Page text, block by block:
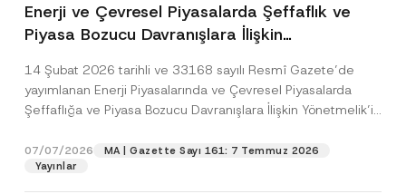
Enerji ve Çevresel Piyasalarda Şeffaflık ve
Piyasa Bozucu Davranışlara İlişkin
14 Şubat 2026 tarihli ve 33168 sayılı Resmî Gazete’de
yayımlanan Enerji Piyasalarında ve Çevresel Piyasalarda
Şeffaflığa ve Piyasa Bozucu Davranışlara İlişkin Yönetmelik’in
07/07/2026
MA | Gazette Sayı 161: 7 Temmuz 2026
Yayınlar